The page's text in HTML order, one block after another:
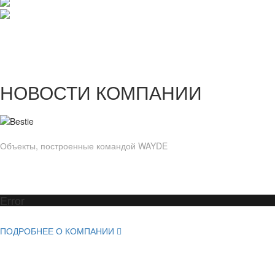
НОВОСТИ КОМПАНИИ
Объекты, построенные командой WAYDE
Error
ПОДРОБНЕЕ О КОМПАНИИ